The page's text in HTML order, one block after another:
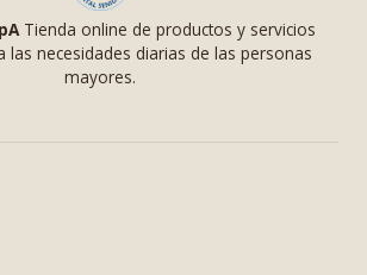
Tienda online de productos y servicios
las necesidades diarias de las personas
mayores.